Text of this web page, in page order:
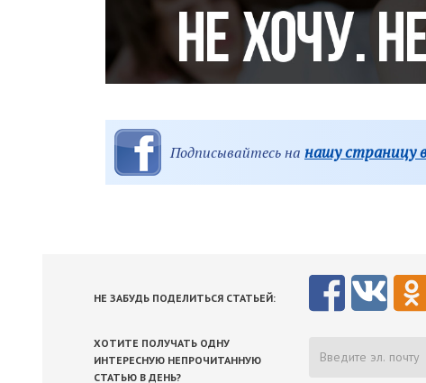
Подписывайтесь на нашу страницу
НЕ ЗАБУДЬ ПОДЕЛИТЬСЯ СТАТЬЕЙ:
ХОТИТЕ ПОЛУЧАТЬ ОДНУ
ИНТЕРЕСНУЮ НЕПРОЧИТАННУЮ
СТАТЬЮ В ДЕНЬ?